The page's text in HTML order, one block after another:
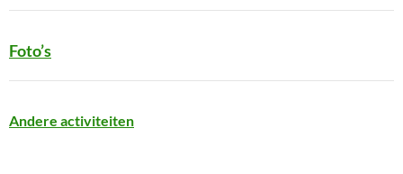
Foto’s
Andere activiteiten